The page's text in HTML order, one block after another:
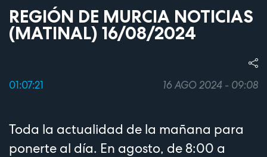
REGIÓN DE MURCIA NOTICIAS
(MATINAL) 16/08/2024
01:07:21 16 AGO 2024 - 09:08
Toda la actualidad de la mañana para
ponerte al día. En agosto, de 8:00 a